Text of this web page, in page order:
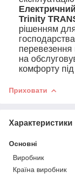
Trinity
рішенням
перевезення
на
комфорту
Приховати
Характеристики
Основні
Виробник
Країна виробник